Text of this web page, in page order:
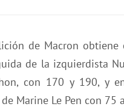
de Macron
de la izquierdista
con 170 y 190, y
Marine Le Pen con 75